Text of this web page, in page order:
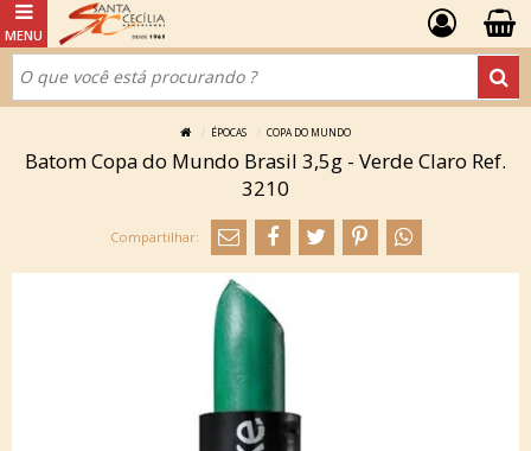
ÉPOCAS COPA DO MUNDO
Batom Copa do Mundo Brasil 3,5g - Verde Claro Ref.
3210